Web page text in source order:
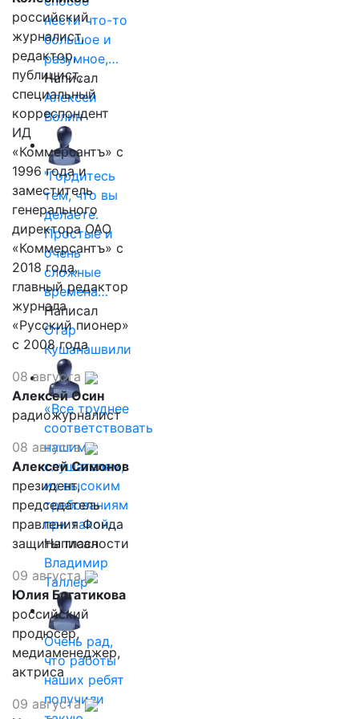
нести что-то
большое и
разумное,…
Написал
Алексей
Волин
"Гордитесь
тем, что вы
делаете.
Простые и
очень
сложные
времена…
Написал
Отар
Кушанашвили
«Все труднее
соответствовать
нашим
слушателям,
их высоким
требованиям
при такой…
Написал
Владимир
Таллер
Очень рад,
что работы
наших ребят
получили
российский
журналист,
редактор,
публицист,
специальный
корреспондент
ИД
«Коммерсантъ» с
1996 года и
заместитель
генерального
директора ОАО
«Коммерсантъ» с
2018 года,
главный редактор
журнала
«Русский пионер»
с 2008 года
08 августа
Алексей Осин
радиожурналист
08 августа
Алексей Симонов
президент,
председатель
правления Фонда
защиты гласности
09 августа
Юлия Богатикова
российский
продюсер,
медиаменеджер,
актриса
09 августа